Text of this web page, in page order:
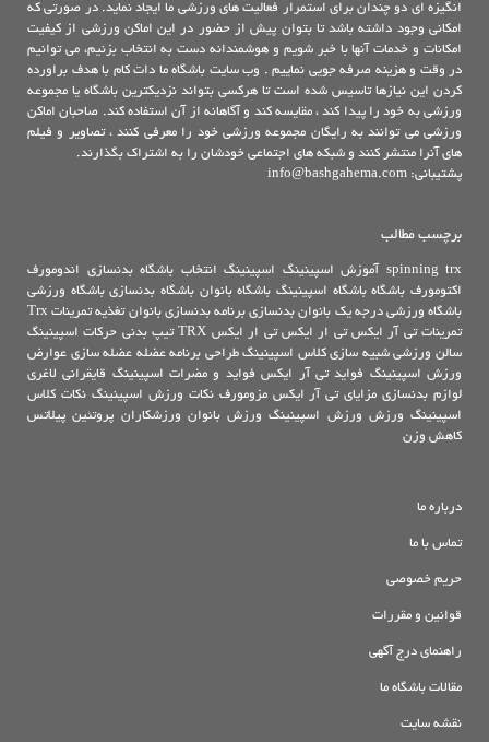
انگیزه ای دو چندان برای استمرار فعالیت های ورزشی ما ایجاد نماید. در صورتی که
امکانی وجود داشته باشد تا بتوان پیش از حضور در این اماکن ورزشی از کیفیت
امکانات و خدمات آنها با خبر شویم و هوشمندانه دست به انتخاب بزنیم، می توانیم
در وقت و هزینه صرفه جویی نماییم . وب سایت باشگاه ما دات کام با هدف براورده
کردن این نیازها تاسیس شده است تا هرکسی بتواند نزدیکترین باشگاه یا مجموعه
ورزشی به خود را پیدا کند ، مقایسه کند و آگاهانه از آن استفاده کند. صاحبان اماکن
ورزشی می توانند به رایگان مجموعه ورزشی خود را معرفی کنند ، تصاویر و فیلم
های آنرا منتشر کنند و شبکه های اجتماعی خودشان را به اشتراک بگذارند.
پشتیبانی: info@bashgahema.com
برچسب مطالب
spinning trx آموزش اسپینینگ اسپینینگ انتخاب باشگاه بدنسازی
اندومورف
اکتومورف باشگاه باشگاه اسپینینگ باشگاه بانوان باشگاه بدنسازی باشگاه ورزشی
باشگاه ورزشی درجه یک بانوان بدنسازی برنامه بدنسازی بانوان تغذیه تمرینات Trx
تمرینات تی آر ایکس تی ار ایکس تی ار ایکس TRX تیپ بدنی حرکات اسپینینگ
سالن ورزشی شبیه سازی کلاس اسپینینگ طراحی برنامه عضله عضله سازی عوارض
ورزش اسپینینگ فواید تی آر ایکس فواید و مضرات اسپینینگ قایقرانی لاغری
لوازم بدنسازی مزایای تی آر ایکس مزومورف نکات ورزش اسپینینگ نکات کلاس
اسپینینگ ورزش ورزش اسپینینگ ورزش بانوان ورزشکاران پروتئین پیلاتس
کاهش وزن
درباره ما
تماس با ما
حریم خصوصی
قوانین و مقررات
راهنمای درج آگهی
مقالات باشگاه ما
نقشه سایت